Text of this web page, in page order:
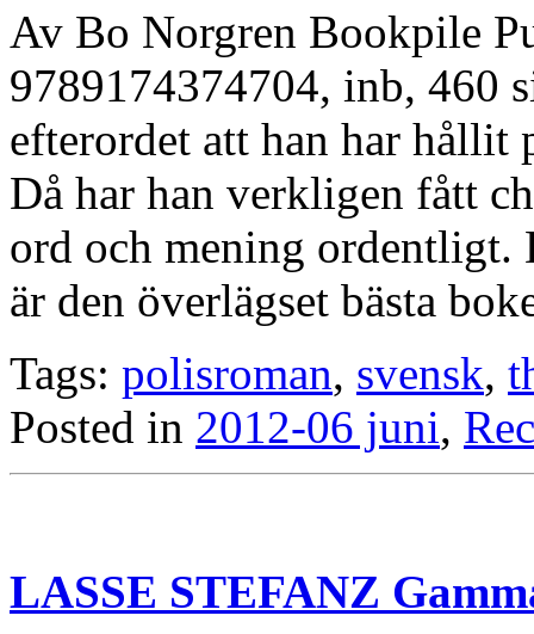
Av Bo Norgren Bookpile
9789174374704, inb, 460
efterordet att han har hållit
Då har han verkligen fått
ord och mening ordentligt.
är den överlägset bästa
Tags: polisroman, svensk,
Posted in 2012-06 juni,
LASSE STEFANZ